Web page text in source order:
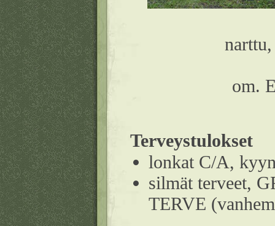
om.
Terveystulokset
lonkat C/A,
silmät terveet,
TERVE